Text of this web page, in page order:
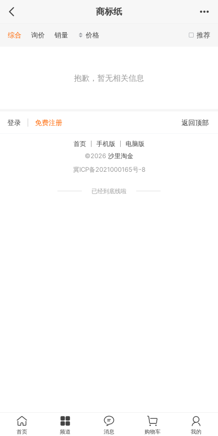
商标纸
推荐
综合 询价 销量 价格
抱歉，暂无相关信息
登录 免费注册 返回顶部
首页 手机版
电脑版
©2026 沙里淘金
冀ICP备2021000165号-8
已经到底线啦
首页 频道 消息 购物车 我的